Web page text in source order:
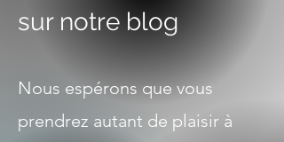
sur notre blog
Nous espérons que vous
prendrez autant de plaisir à